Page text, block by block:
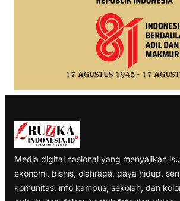
Media digital nasional yang menyajikan
ekonomi, bisnis, olahraga, gaya hidup,
komunitas, info kampus, sekolah, dan